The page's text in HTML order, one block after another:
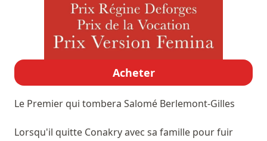
Acheter
Le Premier qui tombera Salomé Berlemont-Gilles
Lorsqu'il quitte Conakry avec sa famille pour fuir